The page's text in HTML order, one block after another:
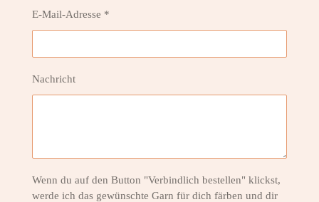
E-Mail-Adresse *
Nachricht
Wenn du auf den Button "Verbindlich bestellen" klickst,
werde ich das gewünschte Garn für dich färben und dir